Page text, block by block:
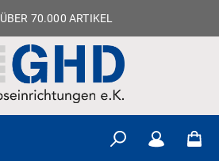
ÜBER 70.000 ARTIKEL